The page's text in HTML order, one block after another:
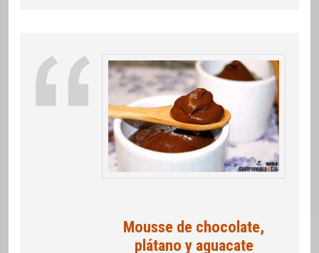
Mousse de chocolate,
plátano y aguacate